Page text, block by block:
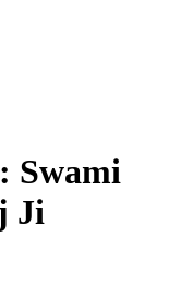
Swami
Ji